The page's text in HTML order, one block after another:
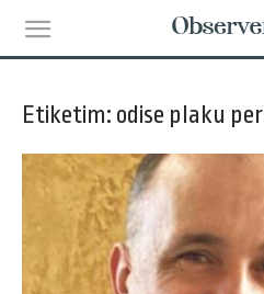
Etiketim: odise plaku